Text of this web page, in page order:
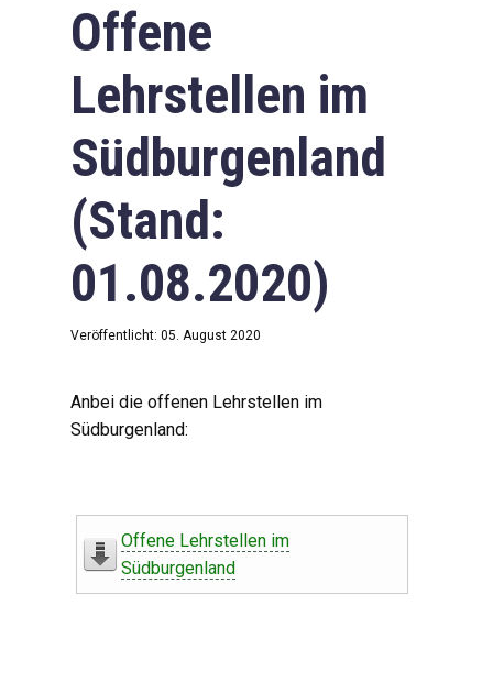
Offene
Lehrstellen im
Südburgenland
(Stand:
01.08.2020)
Veröffentlicht: 05. August 2020
Anbei die offenen Lehrstellen im
Südburgenland:
Offene Lehrstellen im
Südburgenland